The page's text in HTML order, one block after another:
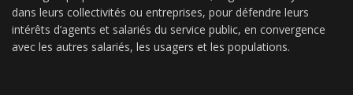
dans leurs collectivités ou entreprises, pour défendre leurs
intérêts d’agents et salariés du service public, en convergence
avec les autres salariés, les usagers et les populations.